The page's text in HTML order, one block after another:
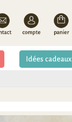
Idées cadeaux